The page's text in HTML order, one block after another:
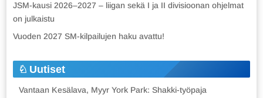
JSM-kausi 2026–2027 – liigan sekä I ja II divisioonan ohjelmat
on julkaistu
Vuoden 2027 SM-kilpailujen haku avattu!
Uutiset
Vantaan Kesälava, Myyr York Park: Shakki-työpaja